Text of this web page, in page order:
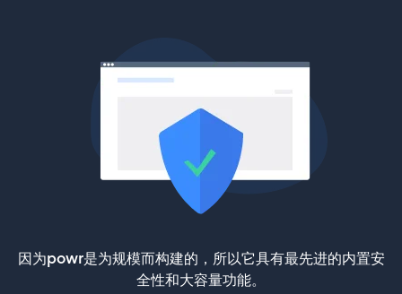
因为powr是为规模而构建的，所以它具有最先进的内置安
全性和大容量功能。